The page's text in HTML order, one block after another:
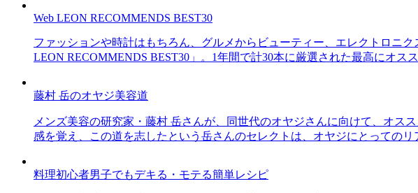
Web LEON RECOMMENDS BEST30
ファッションや時計はもちろん、グルメからビューティー、エレクトロニ
LEON RECOMMENDS BEST30」。1年間で計30本に厳選された最高にオス
藤村 岳のオヤジ美容道
メンズ美容の研究家・藤村 岳さんが、同世代のオヤジさんに向けて、オス
感を覚え、この道を志したという岳さんのセレクトは、オヤジにとってのリ
料理初心者男子でもデキる・モテる簡単レシピ